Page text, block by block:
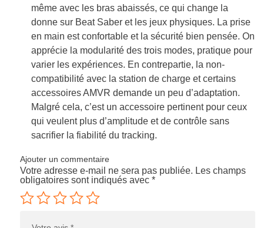
même avec les bras abaissés, ce qui change la
donne sur Beat Saber et les jeux physiques. La prise
en main est confortable et la sécurité bien pensée. On
apprécie la modularité des trois modes, pratique pour
varier les expériences. En contrepartie, la non-
compatibilité avec la station de charge et certains
accessoires AMVR demande un peu d’adaptation.
Malgré cela, c’est un accessoire pertinent pour ceux
qui veulent plus d’amplitude et de contrôle sans
sacrifier la fiabilité du tracking.
Ajouter un commentaire
Votre adresse e-mail ne sera pas publiée. Les champs
obligatoires sont indiqués avec *